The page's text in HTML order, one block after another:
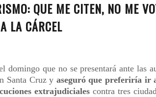
QUE ME CITEN, NO ME
LA CÁRCEL
domingo que no se presentará ante las
Santa Cruz y aseguró que preferiría ir
extrajudicialescontra tres